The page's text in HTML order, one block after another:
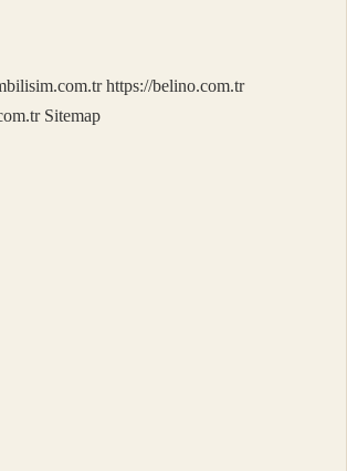
https://belino.com.tr
Sitemap